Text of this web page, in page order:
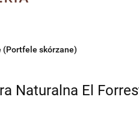
(Portfele skórzane)
Naturalna El